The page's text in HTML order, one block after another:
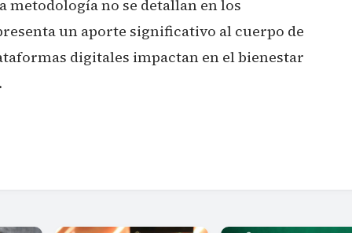
metodología no se detallan en los
un aporte significativo al cuerpo de
digitales impactan en el bienestar